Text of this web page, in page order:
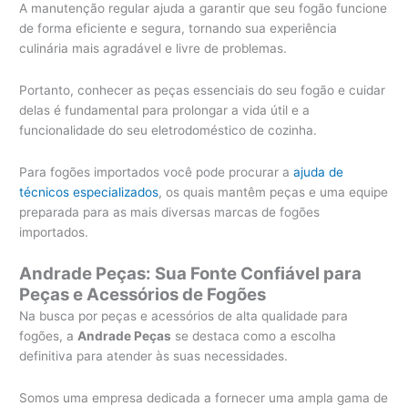
A manutenção regular ajuda a garantir que seu fogão funcione
de forma eficiente e segura, tornando sua experiência
culinária mais agradável e livre de problemas.
Portanto, conhecer as peças essenciais do seu fogão e cuidar
delas é fundamental para prolongar a vida útil e a
funcionalidade do seu eletrodoméstico de cozinha.
Para fogões importados você pode procurar aajuda de
técnicos especializados, os quais mantêm peças e uma equipe
preparada para as mais diversas marcas de fogões
importados.
Andrade Peças: Sua Fonte Confiável para
Peças e Acessórios de Fogões
Na busca por peças e acessórios de alta qualidade para
fogões, a Andrade Peças se destaca como a escolha
definitiva para atender às suas necessidades.
Somos uma empresa dedicada a fornecer uma ampla gama de